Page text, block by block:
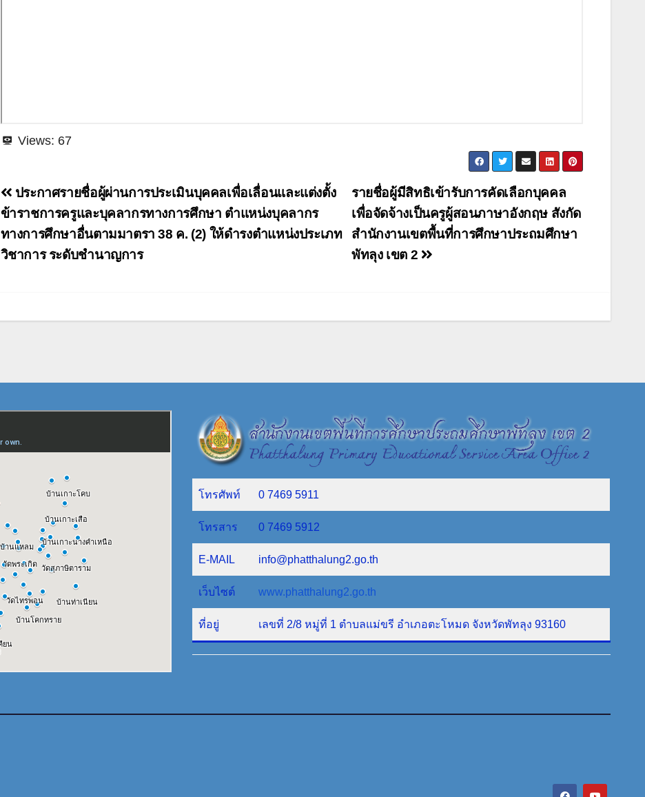
Views: 67
แนะแนว
เรื่อง
รายชื่อผู้มีสิทธิเข้ารับการคัดเลือกบุคคล
เพื่อจัดจ้างเป็นครูผู้สอนภาษาอังกฤษ สังกัด
สำนักงานเขตพื้นที่การศึกษาประถมศึกษา
พัทลุง เขต 2
ประกาศรายชื่อผู้ผ่านการประเมินบุคคลเพื่อเลื่อนและแต่งตั้ง
ข้าราชการครูและบุคลากรทางการศึกษา ตำแหน่งบุคลากร
ทางการศึกษาอื่นตามมาตรา 38 ค. (2) ให้ดำรงตำแหน่งประเภท
วิชาการ ระดับชำนาญการ
โทรศัพท์ 0 7469 5911
โทรสาร 0 7469 5912
E-MAIL info@phatthalung2.go.th
เว็บไซต์ www.phatthalung2.go.th
ที่อยู่ เลขที่ 2/8 หมู่ที่ 1 ตำบลแม่ขรี อำเภอตะโหมด จังหวัดพัทลุง 93160